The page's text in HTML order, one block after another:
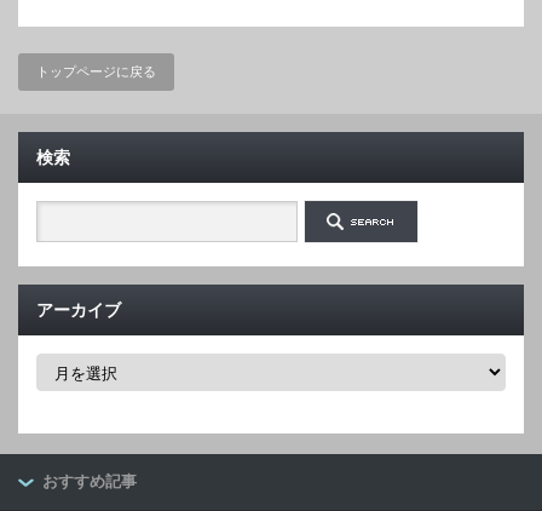
トップページに戻る
検索
アーカイブ
ア
ブ
おすすめ記事